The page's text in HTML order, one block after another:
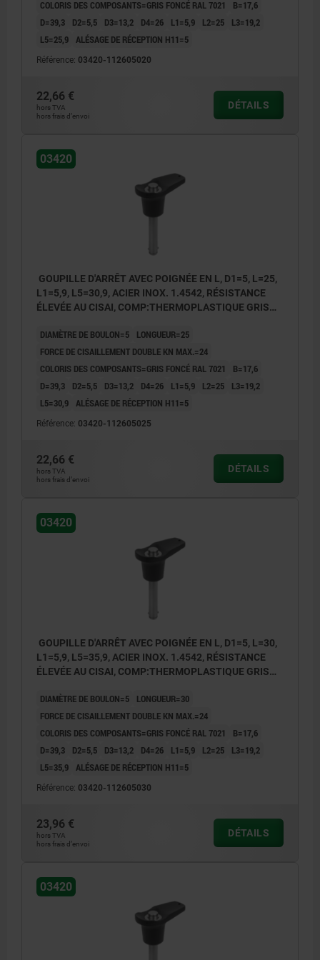
COLORIS DES COMPOSANTS=GRIS FONCÉ RAL 7021
B=17,6
D=39,3
D2=5,5 D3=13,2 D4=26 L1=5,9 L2=25
L3=19,2
L5=25,9 ALÉSAGE DE RÉCEPTION H11=5
Référence: 03420-112605020
22,66 €
hors TVA
hors frais d’envoi
DÉTAILS
03420
GOUPILLE D'ARRÊT AVEC POIGNÉE EN L, D1=5, L=25,
L1=5,9, L5=30,9, ACIER INOX. 1.4542, RÉSISTANCE
ÉLEVÉE AU CISAI, COMP:THERMOPLASTIQUE GRIS
DIAMÈTRE DE BOULON=5
LONGUEUR=25
FORCE DE CISAILLEMENT DOUBLE KN MAX.=24
COLORIS DES COMPOSANTS=GRIS FONCÉ RAL 7021
B=17,6
D=39,3
D2=5,5 D3=13,2 D4=26 L1=5,9 L2=25
L3=19,2
L5=30,9 ALÉSAGE DE RÉCEPTION H11=5
Référence: 03420-112605025
22,66 €
hors TVA
hors frais d’envoi
DÉTAILS
03420
GOUPILLE D'ARRÊT AVEC POIGNÉE EN L, D1=5, L=30,
L1=5,9, L5=35,9, ACIER INOX. 1.4542, RÉSISTANCE
ÉLEVÉE AU CISAI, COMP:THERMOPLASTIQUE GRIS
DIAMÈTRE DE BOULON=5
LONGUEUR=30
FORCE DE CISAILLEMENT DOUBLE KN MAX.=24
COLORIS DES COMPOSANTS=GRIS FONCÉ RAL 7021
B=17,6
D=39,3
D2=5,5 D3=13,2 D4=26 L1=5,9 L2=25
L3=19,2
L5=35,9
ALÉSAGE DE RÉCEPTION H11=5
Référence: 03420-112605030
23,96 €
hors TVA
hors frais d’envoi
DÉTAILS
03420